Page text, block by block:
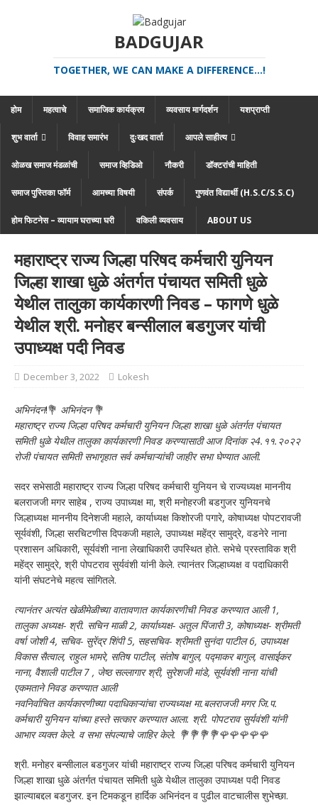
BADGUJAR
TOGETHER, WE CAN MAKE A DIFFERENCE...!
होम महत्वाचे समाजिक कार्यक्रम व्यवसाय मार्गदर्शन यशप्राप्ती
शुभ वार्ता विवाह समारंभ दुःखद वार्ता आपले साहीत्य
ओळख समाज मंडळांची समाज व्हिडिओ नौकरी डॉक्टरांची माहिती
समाज पुस्तिका फॉर्म आमच्या विषयी संपर्क गुणवंत विद्यार्थी (H.S.C/S.S.C)
होम फिटनेस – व्यायाम घराच्या घरी वकिली व्यवसाय ABOUT US
महाराष्ट्र राज्य जिल्हा परिषद कर्मचारी युनियन
जिल्हा शाखा धुळे अंतर्गत पंचायत समिती धुळे
येथील तालुका कार्यकारणी निवड – फागणे धुळे
येथील श्री. मनोहर बन्सीलाल बडगुजर यांची
उपाध्यक्ष पदी निवड
December 3, 2022 Lokesh
अभिनंदन!💐 अभिनंदन💐
महाराष्ट्र राज्य जिल्हा परिषद कर्मचारी युनियन जिल्हा शाखा धुळे अंतर्गत पंचायत
समिती धुळे येथील तालुका कार्यकारणी निवड करण्यासाठी आज दिनांक २4.११.२०२२
रोजी पंचायत समिती सभागृहात सर्व कर्मचाऱ्यांची जाहीर सभा घेण्यात आली.
सदर सभेसाठी महाराष्ट्र राज्य जिल्हा परिषद कर्मचारी युनियन चे राज्यध्यक्ष माननीय
बलराजजी मगर साहेब , राज्य उपाध्यक्ष मा, श्री मनोहरजी बडगुजर युनियनचे
जिल्हाध्यक्ष माननीय दिनेशजी महाले, कार्याध्यक्ष किशोरजी पगारे, कोषाध्यक्ष पोपटरावजी
सूर्यवंशी, जिल्हा सरचिटणीस दिपकजी महाले, उपाध्यक्ष महेंद्र सामुद्रे, वडनेरे नाना
प्रशासन अधिकारी, सूर्यवंशी नाना लेखाधिकारी उपस्थित होते. सभेचे प्रस्ताविक श्री
महेंद्र सामुद्रे, श्री पोपटराव सुर्यवंशी यांनी केले. त्यानंतर जिल्हाध्यक्ष व पदाधिकारी
यांनी संघटनेचे महत्व सांगितले.
त्यानंतर अत्यंत खेळीमेळीच्या वातावणात कार्यकारणीची निवड करण्यात आली 1,
तालुका अध्यक्ष- श्री. सचिन माळी 2, कार्याध्यक्ष- अतुल पिंजारी 3, कोषाध्यक्ष- श्रीमती
वर्षा जोशी 4, सचिव- सुरेंद्र शिंपी 5, सहसचिव- श्रीमती सुनंदा पाटील 6, उपाध्यक्ष
विकास सैत्वाल, राहुल भामरे, सतिष पाटील, संतोष बागुल, पद्माकर बागुल, वासाईकर
नाना, वैशाली पाटील 7 , जेष्ठ सल्लागार श्री, सुरेशजी मांडे, सूर्यवंशी नाना यांची
एकमताने निवड करण्यात आली
नवनिर्वाचित कार्यकारणीच्या पदाधिकाऱ्यांचा राज्यध्यक्ष मा.बलराजजी मगर जि.प.
कर्मचारी युनियन यांच्या हस्ते सत्कार करण्यात आला. श्री. पोपटराव सुर्यवंशी यांनी
आभार व्यक्त केले. व सभा संपल्याचे जाहिर केले. 💐💐💐💐🌹🌹🌹🌹🌹
श्री. मनोहर बन्सीलाल बडगुजर यांची महाराष्ट्र राज्य जिल्हा परिषद कर्मचारी युनियन
जिल्हा शाखा धुळे अंतर्गत पंचायत समिती धुळे येथील तालुका उपाध्यक्ष पदी निवड
झाल्याबद्दल बडगुजर. इन टिमकडून हार्दिक अभिनंदन व पुढील वाटचालीस शुभेच्छा.